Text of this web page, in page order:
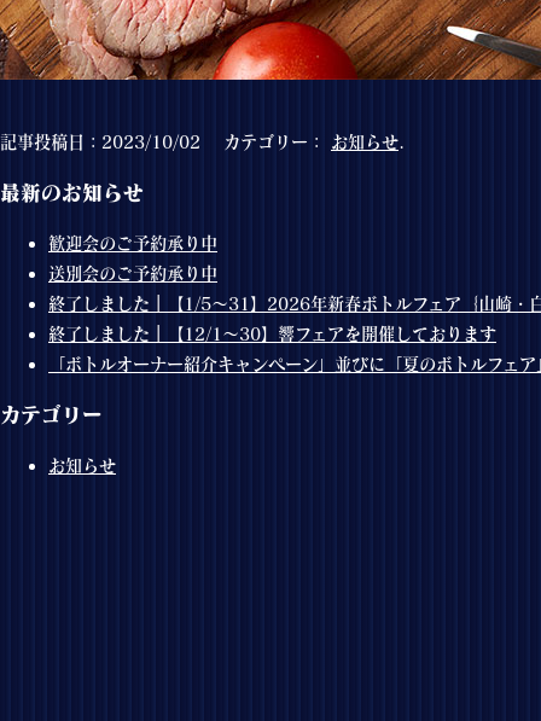
記事投稿日：2023/10/02 カテゴリー： お知らせ.
最新のお知らせ
歓迎会のご予約承り中
送別会のご予約承り中
終了しました｜【1/5～31】2026年新春ボトルフェア｛山崎・
終了しました｜【12/1～30】響フェアを開催しております
「ボトルオーナー紹介キャンペーン」並びに「夏のボトルフェ
カテゴリー
お知らせ